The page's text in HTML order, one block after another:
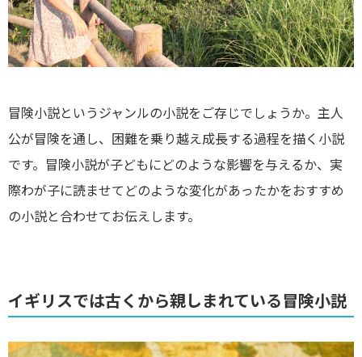
冒険小説というジャンルの小説をご存じでしょうか。主人
公が冒険を通し、困難を乗り越え成長する過程を描く小説
です。冒険小説が子どもにどのような影響を与えるか、実
際わが子に読ませてどのような変化があったかをおすすめ
の小説と合わせてお伝えします。
イギリスでは古くから親しまれている冒険小説